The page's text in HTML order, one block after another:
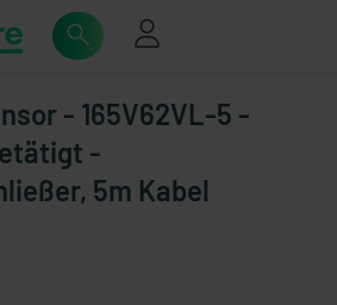
- 165V62VL-5 -
-
5m Kabel